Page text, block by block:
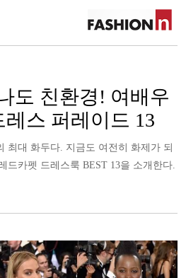
도 친환경! 여배우
스 퍼레이드 13
최대 화두다. 지금도 여전히 화제가 되
드카펫 드레스룩 BEST 13을 소개한다.